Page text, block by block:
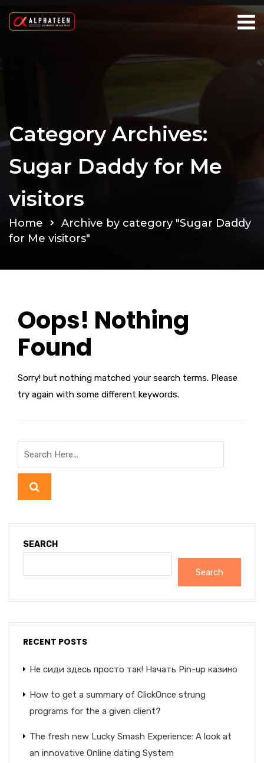
Category Archives:
Sugar Daddy for Me
visitors
Home
Archive by category "Sugar Daddy
for Me visitors"
Oops! Nothing
Found
Sorry! but nothing matched your search terms. Please
try again with some different keywords.
SEARCH
Search
RECENT POSTS
Не сиди здесь просто так! Начать Pin-up казино
How to get a summary of ClickOnce strung
programs for the a given client?
The fresh new Lucky Smash Experience: A look at
an innovative Online dating System